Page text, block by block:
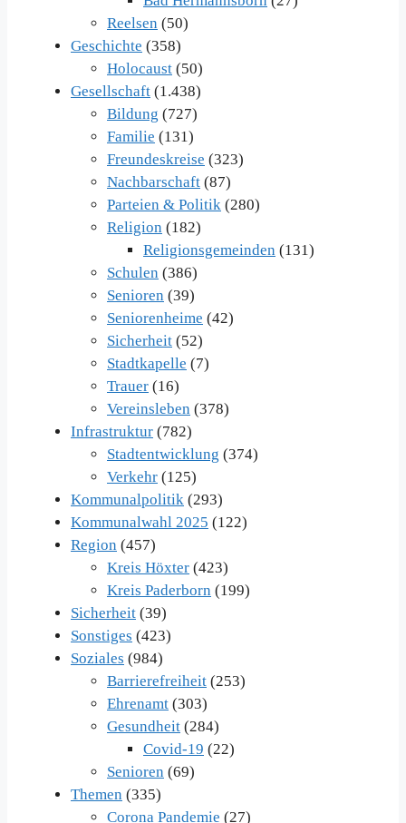
Reelsen (50)
Geschichte (358)
Holocaust (50)
Gesellschaft (1.438)
Bildung (727)
Familie (131)
Freundeskreise (323)
Nachbarschaft (87)
Parteien & Politik (280)
Religion (182)
Religionsgemeinden (131)
Schulen (386)
Senioren (39)
Seniorenheime (42)
Sicherheit (52)
Stadtkapelle (7)
Trauer (16)
Vereinsleben (378)
Infrastruktur (782)
Stadtentwicklung (374)
Verkehr (125)
Kommunalpolitik (293)
Kommunalwahl 2025 (122)
Region (457)
Kreis Höxter (423)
Kreis Paderborn (199)
Sicherheit (39)
Sonstiges (423)
Soziales (984)
Barrierefreiheit (253)
Ehrenamt (303)
Gesundheit (284)
Covid-19 (22)
Senioren (69)
Themen (335)
Corona Pandemie (27)